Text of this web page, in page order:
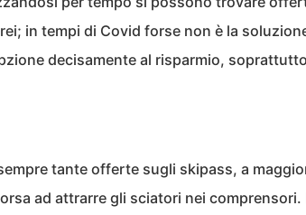
in tempi di Covid forse non è la
decisamente al risparmio,
tante offerte sugli skipass, a
ad attrarre gli sciatori nei comprensori.